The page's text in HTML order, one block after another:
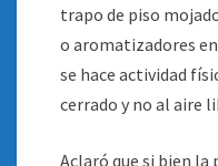
trapo de piso
o aromatizadores
se hace actividad
cerrado y no al aire
Aclaró que si bien la